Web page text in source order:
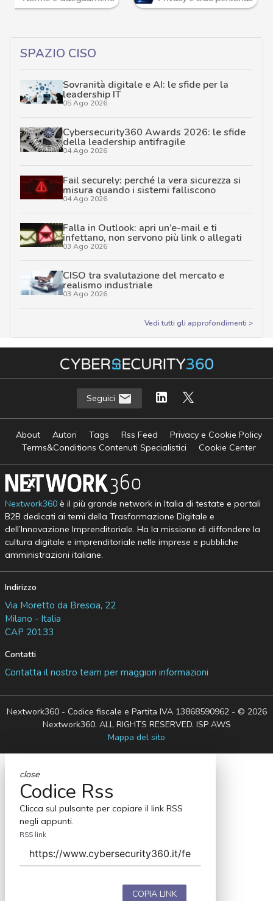
SPAZIO CISO
Sovranità digitale e AI: le sfide per la
leadership IT
05 Ago 2026
Cybersecurity360 Awards 2026: le sfide
della leadership antifragile
04 Ago 2026
Fail securely: perché la vera sicurezza si
misura quando i sistemi falliscono
04 Ago 2026
Falla in Outlook: apri un’e-mail e ti
infettano, non servono più link o allegati
03 Ago 2026
CISO tra svalutazione del mercato e
realismo industriale
03 Ago 2026
Vedi tutti gli approfondimenti >
Seguici
About Autori Tags Rss Feed
Privacy e Cookie Policy
Terms&Conditions Contenuti Specialistici
Cookie Center
Nextwork360è il più grande network in Italia di testate e portali
B2B dedicati ai temi della Trasformazione Digitale e
dell’Innovazione Imprenditoriale. Ha la missione di diffondere la
cultura digitale e imprenditoriale nelle imprese e pubbliche
amministrazioni italiane.
Indirizzo
Via Moretto da Brescia, 22
Milano - Italia
CAP 20133
Contatti
Contatta il nostro team per maggiori informazioni
Nextwork360 - Codice fiscale e Partita IVA 13868590962 - © 2026
Nextwork360. ALL RIGHTS RESERVED. ISP AWS
Mappa del sito
close
Codice Rss
Clicca sul pulsante per copiare il link RSS
negli appunti.
RSS link
COPIA LINK